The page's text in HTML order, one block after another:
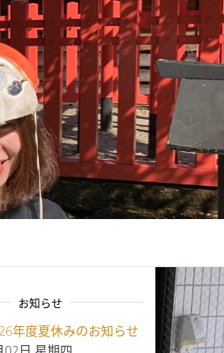
お知らせ
年度夏休みのお知らせ